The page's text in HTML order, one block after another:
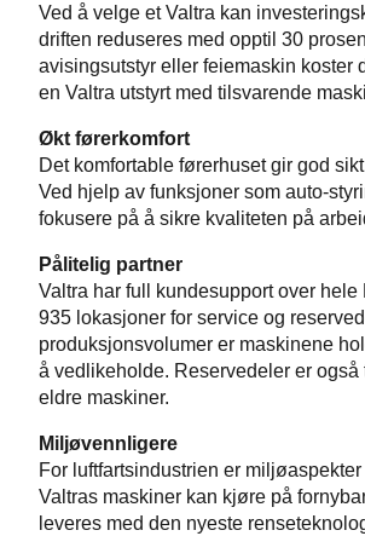
Ved å velge et Valtra kan
driften reduseres med opptil 30
avisingsutstyr eller feiemaskin koster
en Valtra utstyrt med tilsvarende
Økt førerkomfort
Det komfortable førerhuset gir god
Ved hjelp av funksjoner som auto-
fokusere på å sikre kvaliteten på
Pålitelig partner
Valtra har full kundesupport over hele
935 lokasjoner for service og
produksjonsvolumer er maskinene
å vedlikeholde. Reservedeler er også
eldre maskiner.
Miljøvennligere
For luftfartsindustrien er
Valtras maskiner kan kjøre på
leveres med den nyeste